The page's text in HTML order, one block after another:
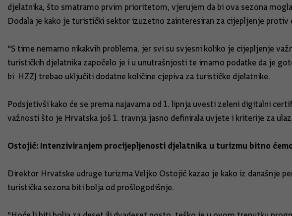
djelatnika, što smatramo prvim prioritetom, vjerujem da bi ova sezona
Dodala je kako je turistički sektor izuzetno zainteresiran za cijepljenje protiv
"S time nemamo nikakvih problema, jer svi su svjesni koliko je cijepljenje
turističkih djelatnika započelo je i u unutrašnjosti te imamo podatke da je
bi HZZJ trebao uključiti dodatne količine cjepiva za turističke djelatnike.
Podsjetivši kako će se prema najavama od 1. lipnja uvesti zeleni digitalni
važnosti što je Hrvatska još 1. travnja jasno definirala uvjete i kriterije za
Ostojić: Intenziviranjem procijepljenosti djelatnika u turizmu bitno
Direktor Hrvatske udruge turizma Veljko Ostojić kazao je kako iz današnje
turistička sezona biti bolja od prošlogodišnje.